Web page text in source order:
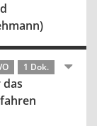
1 Dok.